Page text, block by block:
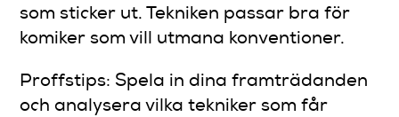
som sticker ut. Tekniken passar bra för
komiker som vill utmana konventioner.
Proffstips: Spela in dina framträdanden
och analysera vilka tekniker som får